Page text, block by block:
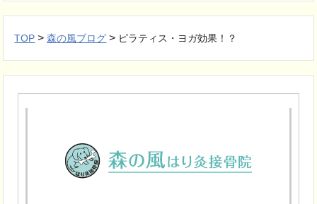
TOP >森の風ブログ > ピラティス・ヨガ効果！？